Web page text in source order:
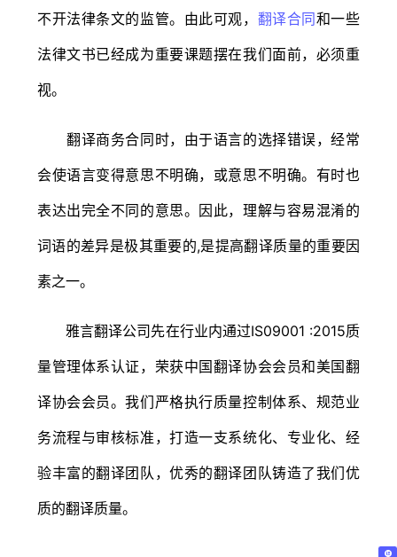
不开法律条文的监管。由此可观， 翻译合同和一些
法律文书已经成为重要课题摆在我们面前，必须重
视。
翻译商务合同时，由于语言的选择错误，经常
会使语言变得意思不明确，或意思不明确。有时也
表达出完全不同的意思。因此，理解与容易混淆的
词语的差异是极其重要的,是提高翻译质量的重要因
素之一。
雅言翻译公司先在行业内通过IS09001 :2015质
量管理体系认证，荣获中国翻译协会会员和美国翻
译协会会员。我们严格执行质量控制体系、规范业
务流程与审核标准，打造一支系统化、专业化、经
验丰富的翻译团队，优秀的翻译团队铸造了我们优
质的翻译质量。